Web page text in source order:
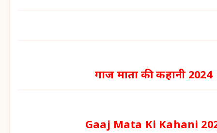
गाज माता की कहानी 2024
Gaaj Mata Ki Kahani